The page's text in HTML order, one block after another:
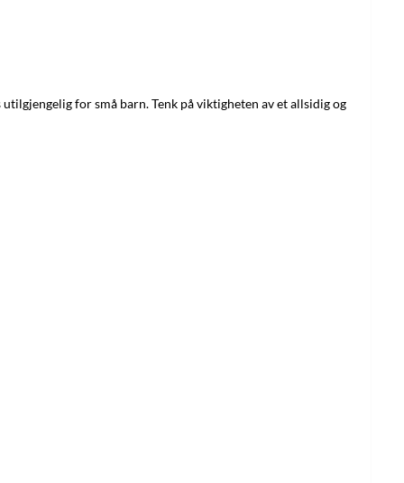
for små barn. Tenk på viktigheten av et allsidig og